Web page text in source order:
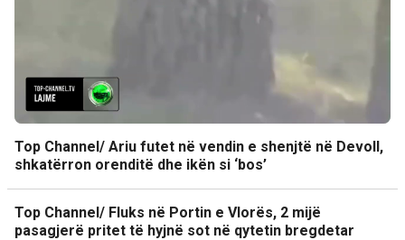
Top Channel/ Ariu futet në vendin e shenjtë në Devoll,
shkatërron orenditë dhe ikën si ‘bos’
Top Channel/ Fluks në Portin e Vlorës, 2 mijë
pasagjerë pritet të hyjnë sot në qytetin bregdetar